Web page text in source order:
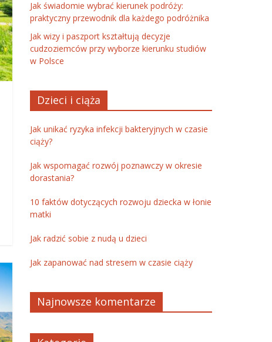
Jak świadomie wybrać kierunek podróży:
praktyczny przewodnik dla każdego podróżnika
Jak wizy i paszport kształtują decyzje
cudzoziemców przy wyborze kierunku studiów
w Polsce
Dzieci i ciąża
Jak unikać ryzyka infekcji bakteryjnych w czasie
ciąży?
Jak wspomagać rozwój poznawczy w okresie
dorastania?
10 faktów dotyczących rozwoju dziecka w łonie
matki
Jak radzić sobie z nudą u dzieci
Jak zapanować nad stresem w czasie ciąży
Najnowsze komentarze